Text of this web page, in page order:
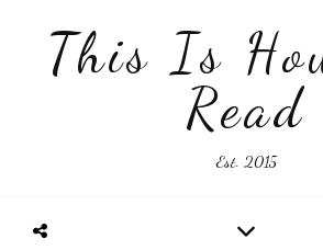
This Is
Read
Est. 2015